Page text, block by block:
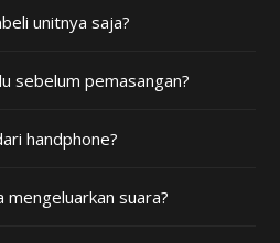
unitnya saja?
sebelum pemasangan?
handphone?
mengeluarkan suara?